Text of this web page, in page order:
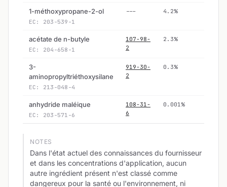
1-méthoxypropane-2-ol
EC: 203-539-1
--- 4.2%
acétate de n-butyle
EC: 204-658-1
107-98-
2
2.3%
3-
aminopropyltriéthoxysilane
EC: 213-048-4
919-30-
2
0.3%
anhydride maléique
EC: 203-571-6
108-31-
6
0.001%
NOTES
Dans l'état actuel des connaissances du fournisseur
et dans les concentrations d'application, aucun
autre ingrédient présent n'est classé comme
dangereux pour la santé ou l'environnement, ni